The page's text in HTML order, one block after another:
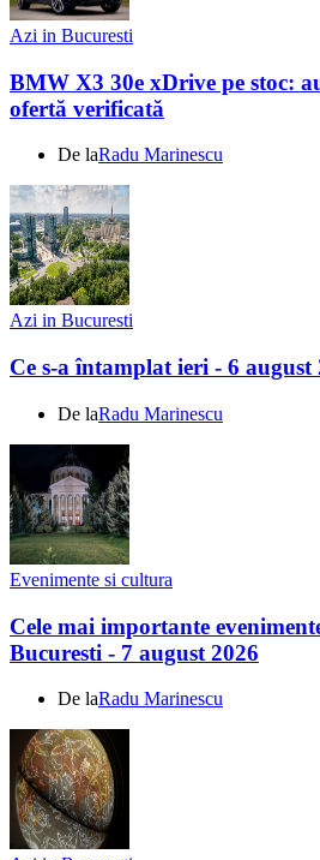
Azi in Bucuresti
BMW X3 30e xDrive pe stoc:
ofertă verificată
De laRadu Marinescu
Azi in Bucuresti
Ce s-a întamplat ieri - 6 august
De laRadu Marinescu
Evenimente si cultura
Cele mai importante
Bucuresti - 7 august 2026
De laRadu Marinescu